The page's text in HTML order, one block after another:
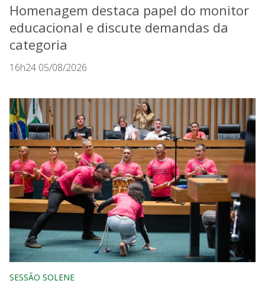
Homenagem destaca papel do monitor
educacional e discute demandas da
categoria
16h24 05/08/2026
SESSÃO SOLENE